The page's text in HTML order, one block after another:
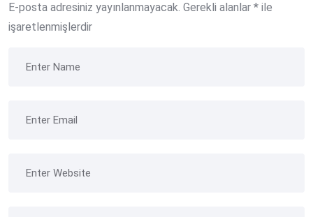
E-posta adresiniz yayınlanmayacak. Gerekli alanlar * ile
işaretlenmişlerdir